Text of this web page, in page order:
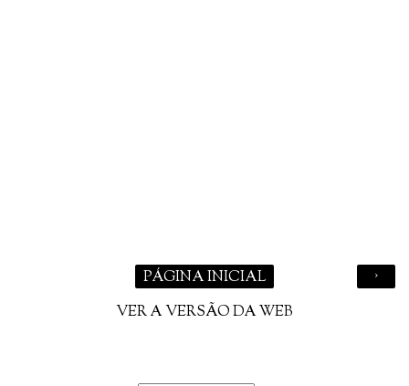
›
PÁGINA INICIAL
VER A VERSÃO DA WEB